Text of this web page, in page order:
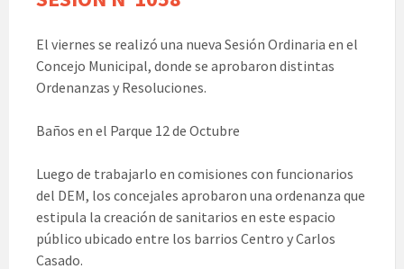
El viernes se realizó una nueva Sesión Ordinaria en el
Concejo Municipal, donde se aprobaron distintas
Ordenanzas y Resoluciones.
Baños en el Parque 12 de Octubre
Luego de trabajarlo en comisiones con funcionarios
del DEM, los concejales aprobaron una ordenanza que
estipula la creación de sanitarios en este espacio
público ubicado entre los barrios Centro y Carlos
Casado.